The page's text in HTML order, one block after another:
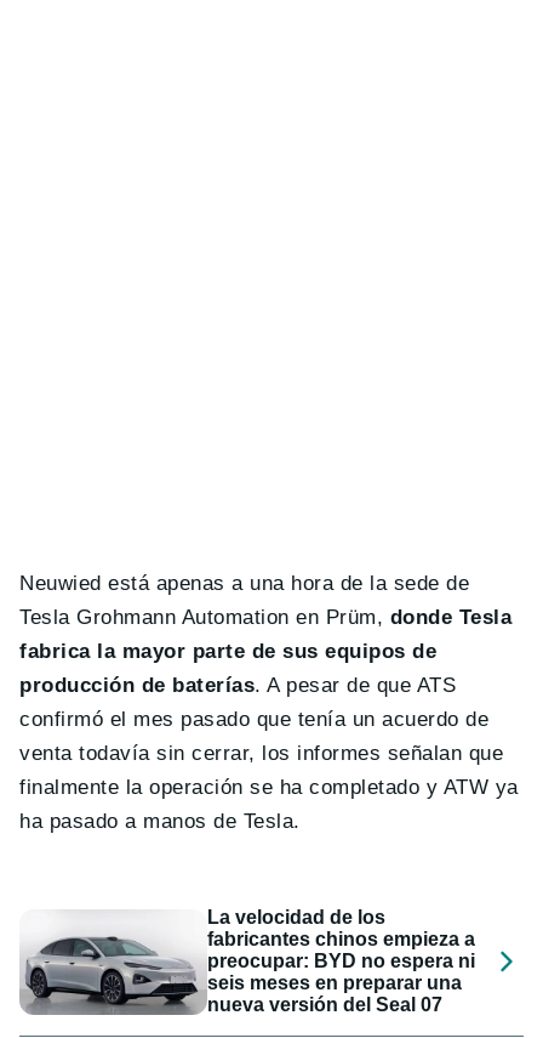
Neuwied está apenas a una hora de la sede de
Tesla Grohmann Automation en Prüm, donde Tesla
fabrica la mayor parte de sus equipos de
producción de baterías. A pesar de que ATS
confirmó el mes pasado que tenía un acuerdo de
venta todavía sin cerrar, los informes señalan que
finalmente la operación se ha completado y ATW ya
ha pasado a manos de Tesla.
La velocidad de los
fabricantes chinos empieza a
preocupar: BYD no espera ni
seis meses en preparar una
nueva versión del Seal 07